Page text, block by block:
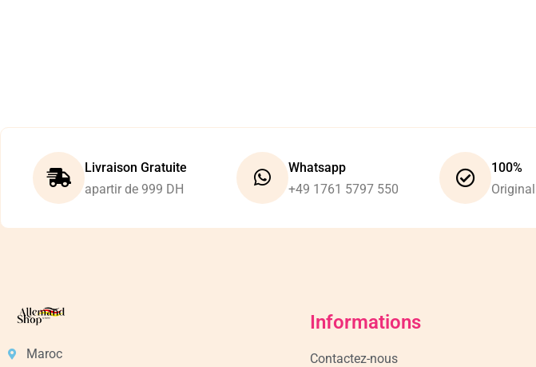
Livraison Gratuite
apartir de 999 DH
Whatsapp
+49 1761 5797 550
100%
Original
Maroc
Informations
Contactez-nous